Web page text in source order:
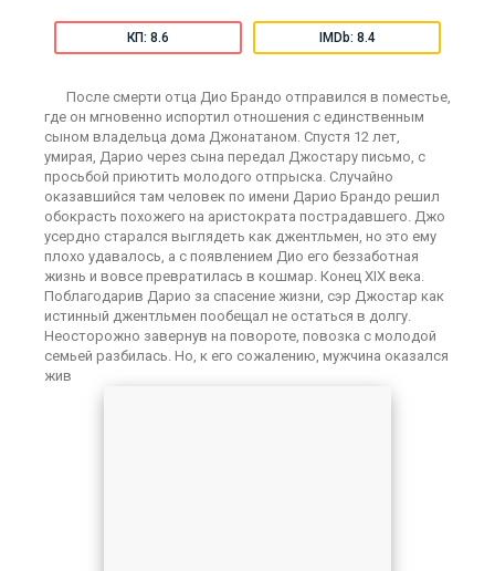
КП: 8.6 IMDb: 8.4
После смерти отца Дио Брандо отправился в поместье,
где он мгновенно испортил отношения с единственным
сыном владельца дома Джонатаном. Спустя 12 лет,
умирая, Дарио через сына передал Джостару письмо, с
просьбой приютить молодого отпрыска. Случайно
оказавшийся там человек по имени Дарио Брандо решил
обокрасть похожего на аристократа пострадавшего. Джо
усердно старался выглядеть как джентльмен, но это ему
плохо удавалось, а с появлением Дио его беззаботная
жизнь и вовсе превратилась в кошмар. Конец XIX века.
Поблагодарив Дарио за спасение жизни, сэр Джостар как
истинный джентльмен пообещал не остаться в долгу.
Неосторожно завернув на повороте, повозка с молодой
семьей разбилась. Но, к его сожалению, мужчина оказался
жив